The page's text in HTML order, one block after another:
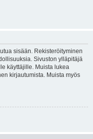
sisään. Rekisteröityminen
Sivuston ylläpitäjä
käyttäjille. Muista lukea
kirjautumista. Muista myös